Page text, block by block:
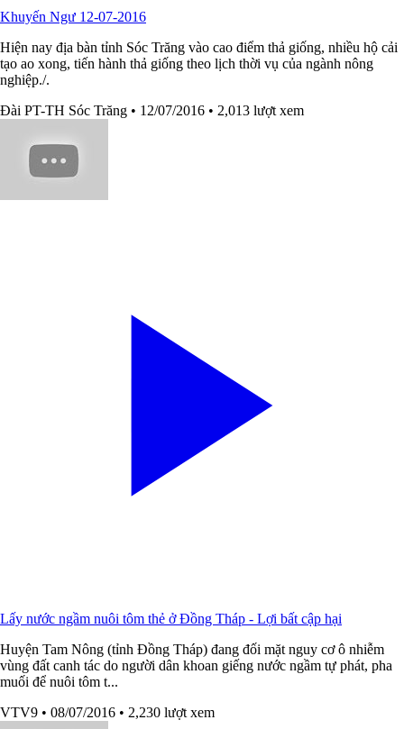
Khuyến Ngư 12-07-2016
Hiện nay địa bàn tỉnh Sóc Trăng vào cao điểm thả giống, nhiều hộ cải
tạo ao xong, tiến hành thả giống theo lịch thời vụ của ngành nông
nghiệp./.
Đài PT-TH Sóc Trăng • 12/07/2016 • 2,013 lượt xem
Lấy nước ngầm nuôi tôm thẻ ở Đồng Tháp - Lợi bất cập hại
Huyện Tam Nông (tỉnh Đồng Tháp) đang đối mặt nguy cơ ô nhiễm
vùng đất canh tác do người dân khoan giếng nước ngầm tự phát, pha
muối để nuôi tôm t...
VTV9 • 08/07/2016 • 2,230 lượt xem